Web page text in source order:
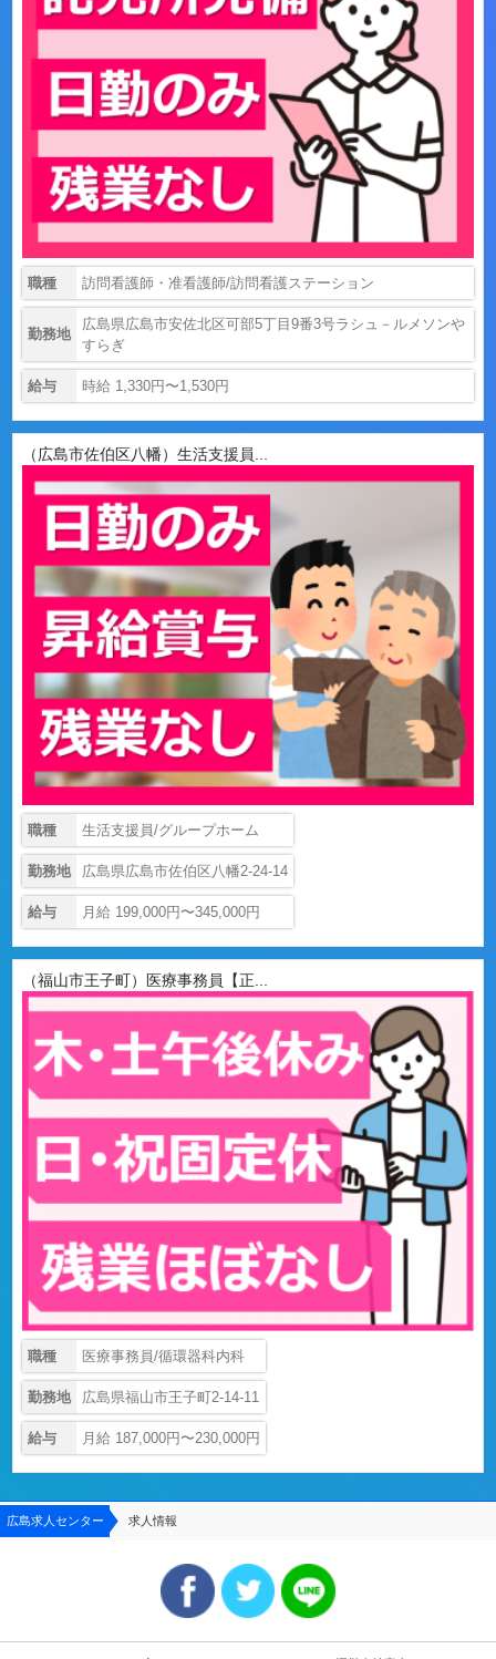
職種 訪問看護師・准看護師/訪問看護ステーション
勤務地
広島県広島市安佐北区可部5丁目9番3号ラシュ－ルメソンや
すらぎ
給与 時給 1,330円〜1,530円
（広島市佐伯区八幡）生活支援員...
職種 生活支援員/グループホーム
勤務地 広島県広島市佐伯区八幡2-24-14
給与 月給 199,000円〜345,000円
（福山市王子町）医療事務員【正...
職種 医療事務員/循環器科内科
勤務地 広島県福山市王子町2-14-11
給与 月給 187,000円〜230,000円
広島求人センター 求人情報